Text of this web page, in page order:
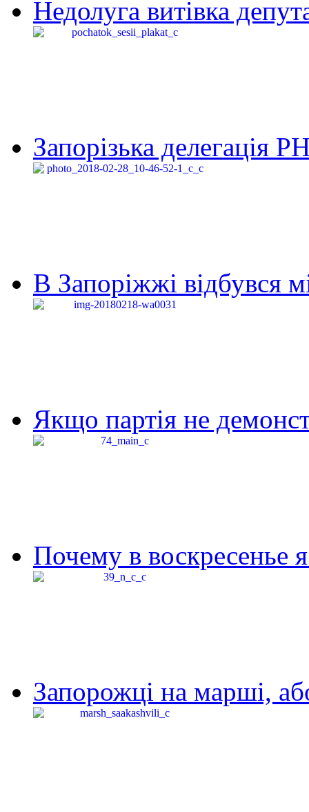
Недолуга витівка
Запорізька делегація
В Запоріжжі відбувся
Якщо партія не
Почему в воскресенье
Запорожці на марші,